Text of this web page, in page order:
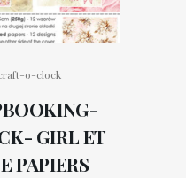
o-clock
GIRL ET
PAPIERS